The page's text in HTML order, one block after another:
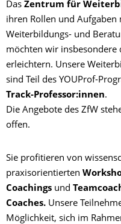
Das Zentrum für
ihren Rollen und
Weiterbildungs- und
möchten wir insbesondere
erleichtern. Unsere
sind Teil des YOUProf-
Track-Professor:innen.
Die Angebote des ZfW
offen.
Sie profitieren von
praxisorientierten
Coachings und
Coaches. Unsere
Möglichkeit, sich im